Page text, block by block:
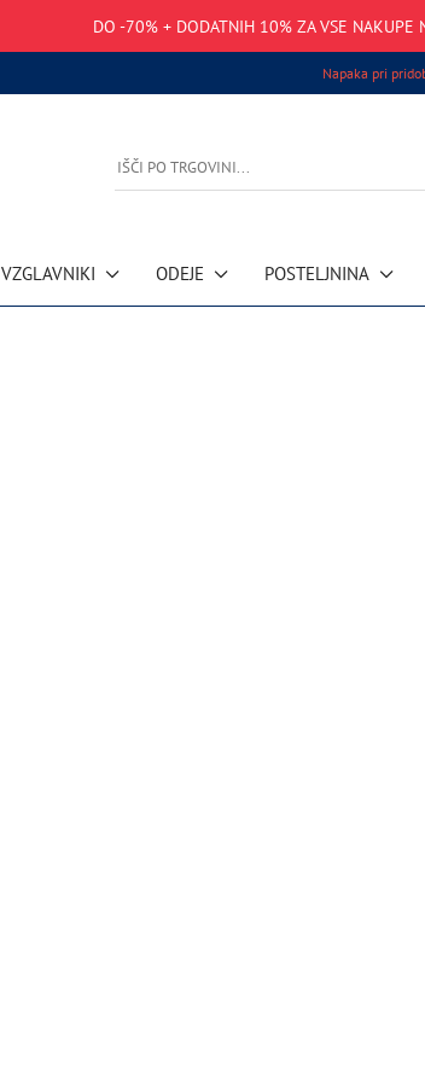
DO -70% + DODATNIH 10% ZA VSE NAKUPE
Napaka pri
VZGLAVNIKI ODEJE POSTELJNINA